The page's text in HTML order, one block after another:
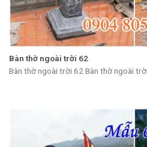
Bàn thờ ngoài trời 62
Bàn thờ ngoài trời 62 Bàn thờ ngoài trời